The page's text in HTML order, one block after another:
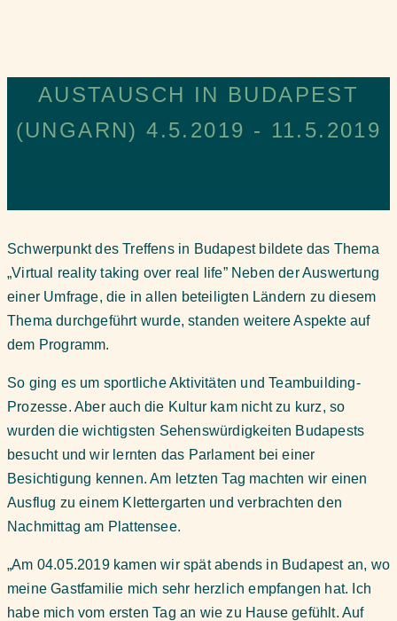
AUSTAUSCH IN BUDAPEST
(UNGARN) 4.5.2019 - 11.5.2019
Schwerpunkt des Treffens in Budapest bildete das Thema
„Virtual reality taking over real life” Neben der Auswertung
einer Umfrage, die in allen beteiligten Ländern zu diesem
Thema durchgeführt wurde, standen weitere Aspekte auf
dem Programm.
So ging es um sportliche Aktivitäten und Teambuilding-
Prozesse. Aber auch die Kultur kam nicht zu kurz, so
wurden die wichtigsten Sehenswürdigkeiten Budapests
besucht und wir lernten das Parlament bei einer
Besichtigung kennen. Am letzten Tag machten wir einen
Ausflug zu einem Klettergarten und verbrachten den
Nachmittag am Plattensee.
„Am 04.05.2019 kamen wir spät abends in Budapest an, wo
meine Gastfamilie mich sehr herzlich empfangen hat. Ich
habe mich vom ersten Tag an wie zu Hause gefühlt. Auf